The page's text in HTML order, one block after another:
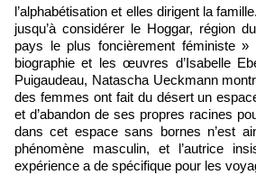
l’alphabétisation et elles dirigent la
jusqu’à considérer le Hoggar, région
pays le plus foncièrement féministe »
biographie et les œuvres d’Isabelle
Puigaudeau, Natascha Ueckmann
des femmes ont fait du désert un
et d’abandon de ses propres racines
dans cet espace sans bornes n’est
phénomène masculin, et l’autrice
expérience a de spécifique pour les